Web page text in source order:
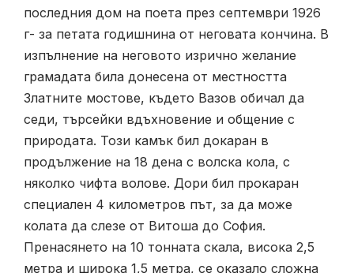
последния дом на поета през септември 1926
г- за петата годишнина от неговата кончина. В
изпълнение на неговото изрично желание
грамадата била донесена от местността
Златните мостове, където Вазов обичал да
седи, търсейки вдъхновение и общение с
природата. Този камък бил докаран в
продължение на 18 дена с волска кола, с
няколко чифта волове. Дори бил прокаран
специален 4 километров път, за да може
колата да слезе от Витоша до София.
Пренасянето на 10 тонната скала, висока 2,5
метра и широка 1,5 метра, се оказало сложна